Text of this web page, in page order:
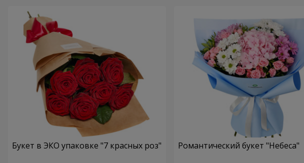
Букет в ЭКО упаковке "7 красных роз" Романтический букет "Небеса"